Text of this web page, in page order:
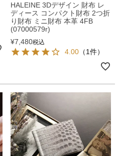
HALEINE 3Dデザイン 財布 レ
ディース コンパクト財布 2つ折
り財布 ミニ財布 本革 4FB
(07000579r)
¥7,480税込
4.00 （1件）